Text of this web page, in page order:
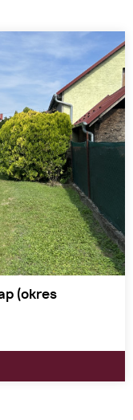
(okres